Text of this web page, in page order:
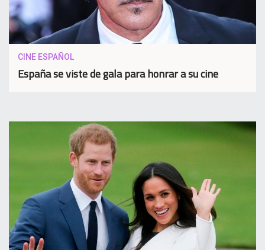
CINE ESPAÑOL
España se viste de gala para honrar a su cine